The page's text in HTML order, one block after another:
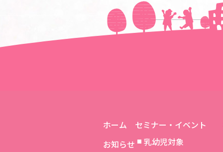
＜＜前の記事へ
ホーム
お知らせ
セミナー・イベント
乳幼児対象